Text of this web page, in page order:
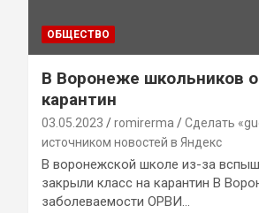
ОБЩЕСТВО
В Воронеже школьников
карантин
03.05.2023 romirerma
Сделать
источником новостей в Яндекс
В воронежской школе из-за
закрыли класс на карантин В
заболеваемости ОРВИ…